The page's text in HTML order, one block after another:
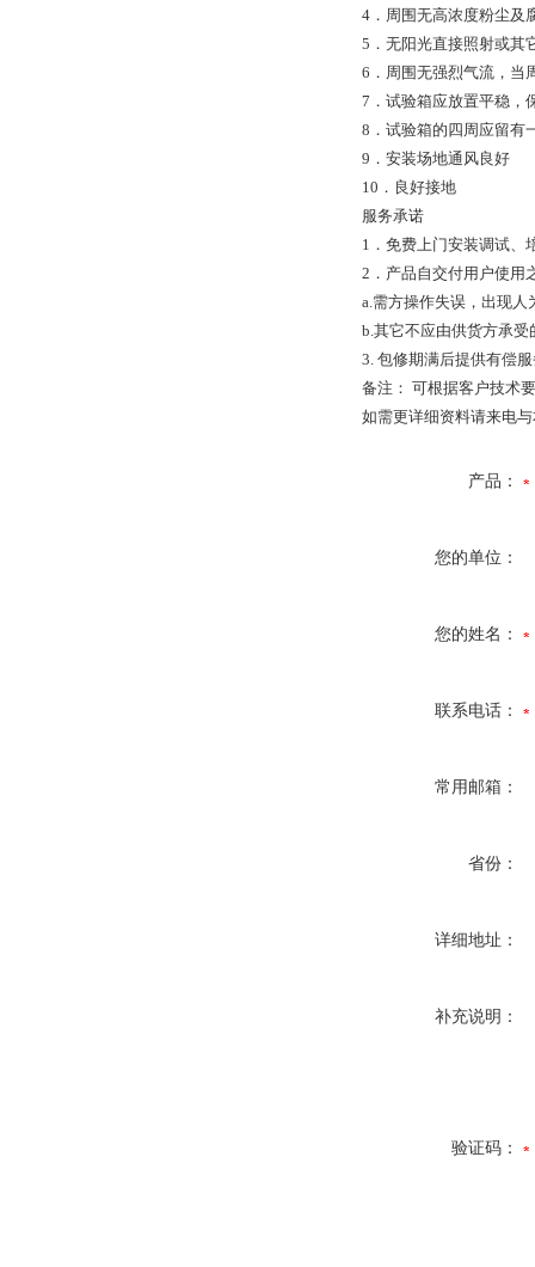
4．周围无高浓度粉尘及
5．无阳光直接照射或其
6．周围无强烈气流，当
7．试验箱应放置平稳，
8．试验箱的四周应留有
9．安装场地通风良好
10．良好接地
服务承诺
1．免费上门安装调试、
2．产品自交付用户使用
a.需方操作失误，出现人
b.其它不应由供货方承受
3. 包修期满后提供有偿
备注： 可根据客户技术
如需更详细资料请来电
产品：
您的单位：
您的姓名：
联系电话：
常用邮箱：
省份：
详细地址：
补充说明：
验证码：